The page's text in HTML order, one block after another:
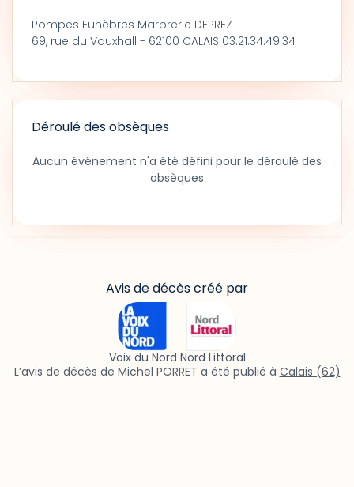
Pompes Funèbres Marbrerie DEPREZ
69, rue du Vauxhall - 62100 CALAIS 03.21.34.49.34
Déroulé des obsèques
Aucun événement n'a été défini pour le déroulé des
obsèques
Avis de décès créé par
Voix du Nord Nord Littoral
L’avis de décès de Michel PORRET a été publié à Calais (62)